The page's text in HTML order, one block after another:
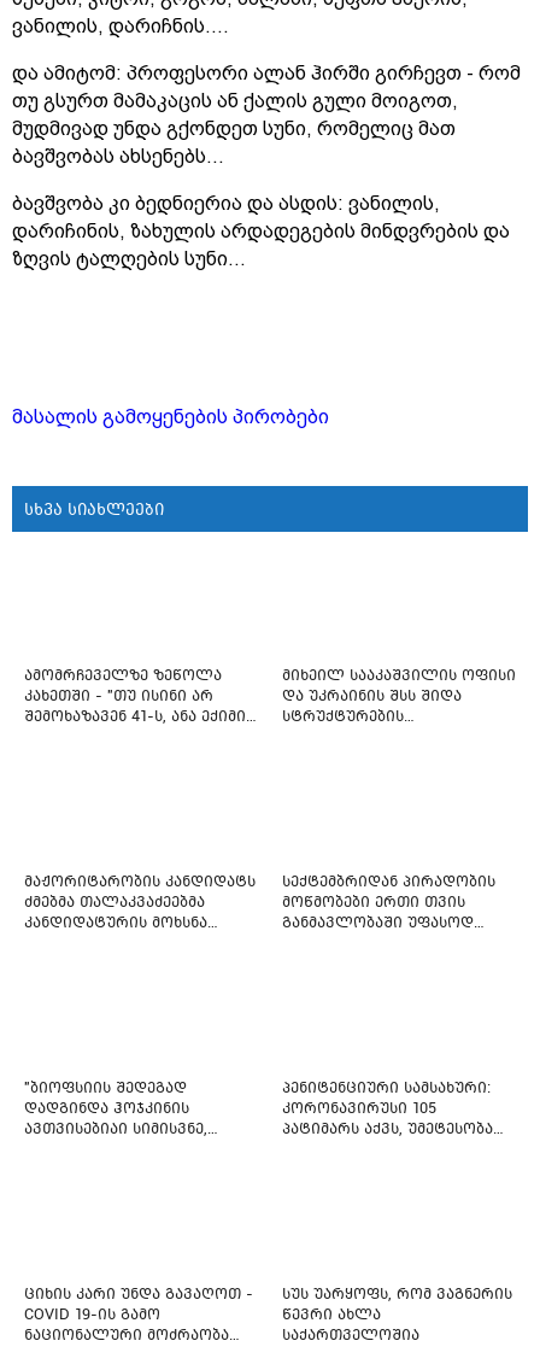
ვანილის, დარიჩნის....
და ამიტომ: პროფესორი ალან ჰირში გირჩევთ - რომ
თუ გსურთ მამაკაცის ან ქალის გული მოიგოთ,
მუდმივად უნდა გქონდეთ სუნი, რომელიც მათ
ბავშვობას ახსენებს...
ბავშვობა კი ბედნიერია და ასდის: ვანილის,
დარიჩინის, ზახულის არდადეგების მინდვრების და
ზღვის ტალღების სუნი...
მასალის გამოყენების პირობები
სხვა სიახლეები
ამომრჩეველზე ზეწოლა
კახეთში - "თუ ისინი არ
შემოხაზავენ 41-ს, ანა ექიმის
მიხეილ სააკაშვილის ოფისი
და უკრაინის შსს შიდა
სტრუქტურების
მაჟორიტარობის კანდიდატს
ძმებმა თალაკვაძეებმა
კანდიდატურის მოხსნა
სექტემბრიდან პირადობის
მოწმობები ერთი თვის
განმავლობაში უფასოდ
"ბიოფსიის შედეგად
დადგინდა ჰოჯკინის
ავთვისებიაი სიმისვნე,
პენიტენციური სამსახური:
კორონავირუსი 105
პატიმარს აქვს, უმეტესობა
ციხის კარი უნდა გავაღოთ -
COVID 19-ის გამო
ნაციონალური მოძრაობა
სუს უარყოფს, რომ ვაგნერის
წევრი ახლა
საქართველოშია